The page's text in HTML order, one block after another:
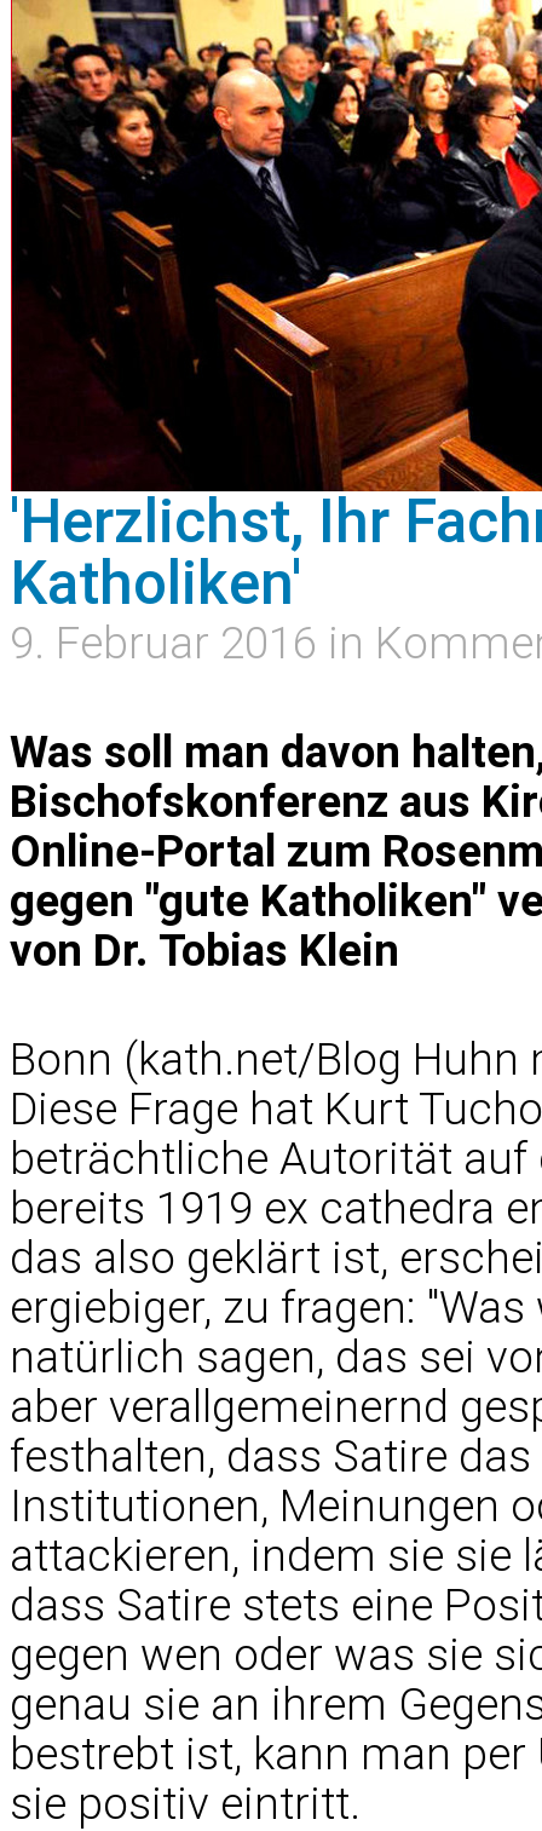
'Herzlichst, Ihr
Katholiken'
9. Februar 2016 in
Was soll man davon
Bischofskonferenz aus
Online-Portal zum
gegen "gute Katholiken"
von Dr. Tobias Klein
Bonn (kath.net/Blog Huhn
Diese Frage hat Kurt
beträchtliche Autorität
bereits 1919 ex cathedra
das also geklärt ist,
ergiebiger, zu fragen:
natürlich sagen, das sei
aber verallgemeinernd
festhalten, dass Satire
Institutionen, Meinungen
attackieren, indem sie sie
dass Satire stets eine
gegen wen oder was sie
genau sie an ihrem
bestrebt ist, kann man
sie positiv eintritt.